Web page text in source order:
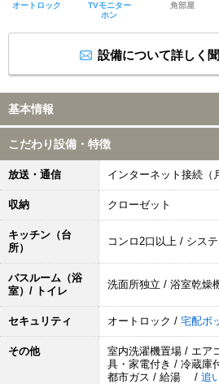
オートロック
TVモニター
ホン
角部屋
設備について詳しく
基本情報
こだわり設備・特徴
放送・通信 インターネット接続（
収納 クローゼット
キッチン（台
所）
コンロ2口以上 / シス
バスルーム（浴
室）/ トイレ
洗面所独立 / 浴室乾燥
セキュリティ オートロック / 宅配ボ
その他
室内洗濯機置場 / エア
具・家電付き / 冷蔵庫
都市ガス / 給湯 / 追